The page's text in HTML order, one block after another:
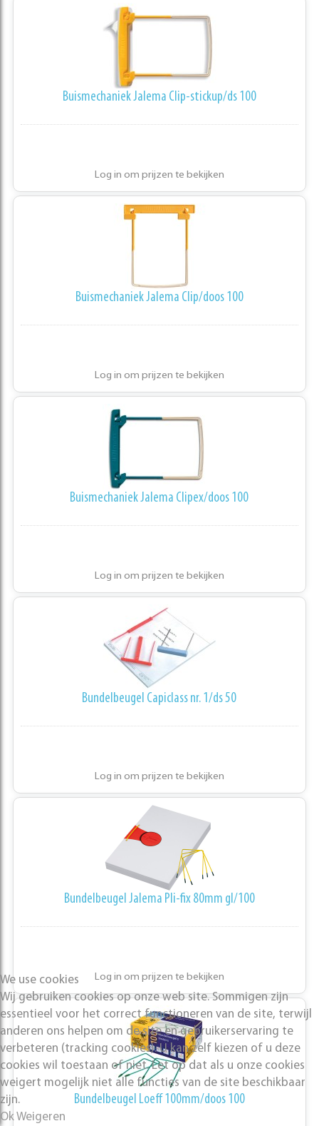
Buismechaniek Jalema Clip-stickup/ds 100
Log in om prijzen te bekijken
Buismechaniek Jalema Clip/doos 100
Log in om prijzen te bekijken
Buismechaniek Jalema Clipex/doos 100
Log in om prijzen te bekijken
Bundelbeugel Capiclass nr. 1/ds 50
Log in om prijzen te bekijken
Bundelbeugel Jalema Pli-fix 80mm gl/100
Log in om prijzen te bekijken
Bundelbeugel Loeff 100mm/doos 100
We use cookies
Wij gebruiken cookies op onze web site. Sommigen zijn
essentieel voor het correct functioneren van de site, terwijl
anderen ons helpen om de site en gebruikerservaring te
verbeteren (tracking cookies). U kan zelf kiezen of u deze
cookies wil toestaan of niet. Let op dat als u onze cookies
weigert mogelijk niet alle functies van de site beschikbaar
zijn.
OkWeigeren